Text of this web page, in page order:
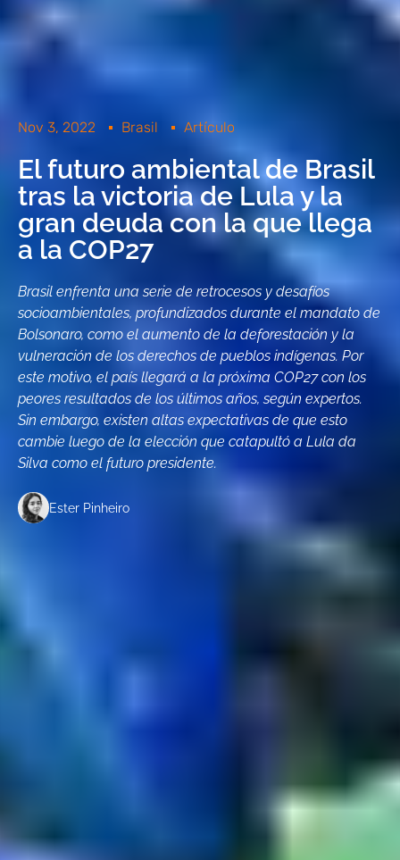
Nov 3, 2022 Brasil Artículo
El futuro ambiental de Brasil
tras la victoria de Lula y la
gran deuda con la que llega
a la COP27
Brasil enfrenta una serie de retrocesos y desafíos
socioambientales, profundizados durante el mandato de
Bolsonaro, como el aumento de la deforestación y la
vulneración de los derechos de pueblos indígenas. Por
este motivo, el país llegará a la próxima COP27 con los
peores resultados de los últimos años, según expertos.
Sin embargo, existen altas expectativas de que esto
cambie luego de la elección que catapultó a Lula da
Silva como el futuro presidente.
Ester Pinheiro